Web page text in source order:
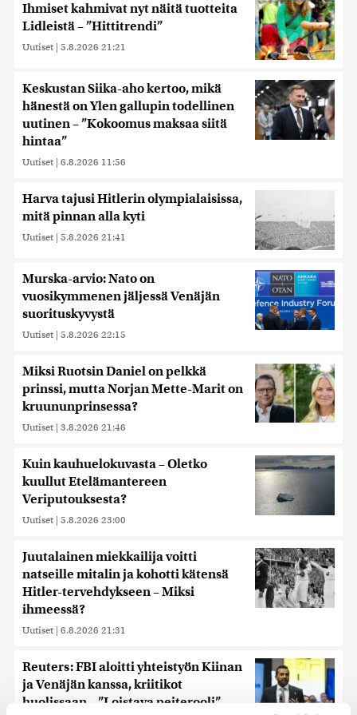
Ihmiset kahmivat nyt näitä tuotteita
Lidleistä – ”Hittitrendi”
Uutiset | 5.8.2026 21:21
Keskustan Siika-aho kertoo, mikä
hänestä on Ylen gallupin todellinen
uutinen – ”Kokoomus maksaa siitä
hintaa”
Uutiset | 6.8.2026 11:56
Harva tajusi Hitlerin olympialaisissa,
mitä pinnan alla kyti
Uutiset | 5.8.2026 21:41
Murska-arvio: Nato on
vuosikymmenen jäljessä Venäjän
suorituskyvystä
Uutiset | 5.8.2026 22:15
Miksi Ruotsin Daniel on pelkkä
prinssi, mutta Norjan Mette-Marit on
kruununprinsessa?
Uutiset | 3.8.2026 21:46
Kuin kauhuelokuvasta – Oletko
kuullut Etelämantereen
Veriputouksesta?
Uutiset | 5.8.2026 23:00
Juutalainen miekkailija voitti
natseille mitalin ja kohotti kätensä
Hitler-tervehdykseen – Miksi
ihmeessä?
Uutiset | 6.8.2026 21:31
Reuters: FBI aloitti yhteistyön Kiinan
ja Venäjän kanssa, kriitikot
huolissaan – ”Loistava peiterooli”